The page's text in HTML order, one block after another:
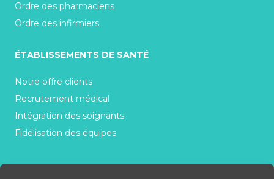
Ordre des pharmaciens
Ordre des infirmiers
ÉTABLISSEMENTS DE SANTÉ
Notre offre clients
Recrutement médical
Intégration des soignants
Fidélisation des équipes